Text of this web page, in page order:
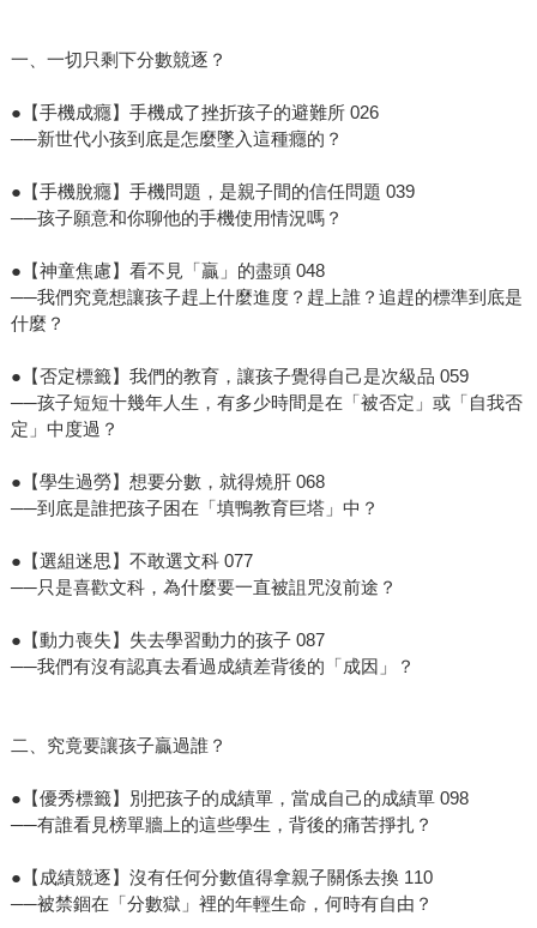
一、一切只剩下分數競逐？
●【手機成癮】手機成了挫折孩子的避難所 026
──新世代小孩到底是怎麼墜入這種癮的？
●【手機脫癮】手機問題，是親子間的信任問題 039
──孩子願意和你聊他的手機使用情況嗎？
●【神童焦慮】看不見「贏」的盡頭 048
──我們究竟想讓孩子趕上什麼進度？趕上誰？追趕的標準到底是
什麼？
●【否定標籤】我們的教育，讓孩子覺得自己是次級品 059
──孩子短短十幾年人生，有多少時間是在「被否定」或「自我否
定」中度過？
●【學生過勞】想要分數，就得燒肝 068
──到底是誰把孩子困在「填鴨教育巨塔」中？
●【選組迷思】不敢選文科 077
──只是喜歡文科，為什麼要一直被詛咒沒前途？
●【動力喪失】失去學習動力的孩子 087
──我們有沒有認真去看過成績差背後的「成因」？
二、究竟要讓孩子贏過誰？
●【優秀標籤】別把孩子的成績單，當成自己的成績單 098
──有誰看見榜單牆上的這些學生，背後的痛苦掙扎？
●【成績競逐】沒有任何分數值得拿親子關係去換 110
──被禁錮在「分數獄」裡的年輕生命，何時有自由？